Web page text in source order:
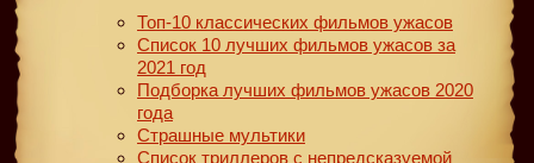
Топ-10 классических фильмов ужасов
Список 10 лучших фильмов ужасов за
2021 год
Подборка лучших фильмов ужасов 2020
года
Страшные мультики
Список триллеров с непредсказуемой